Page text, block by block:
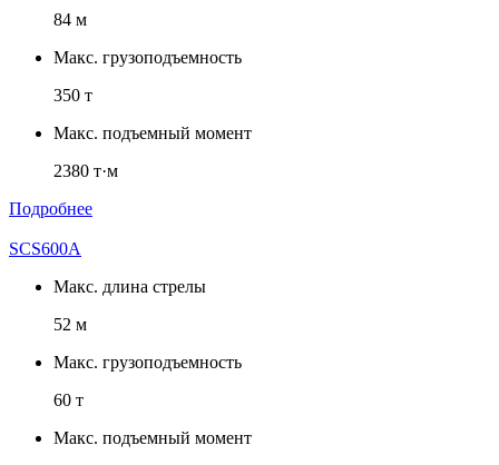
84 м
Макс. грузоподъемность
350 т
Макс. подъемный момент
2380 т·м
Подробнее
SCS600A
Макс. длина стрелы
52 м
Макс. грузоподъемность
60 т
Макс. подъемный момент